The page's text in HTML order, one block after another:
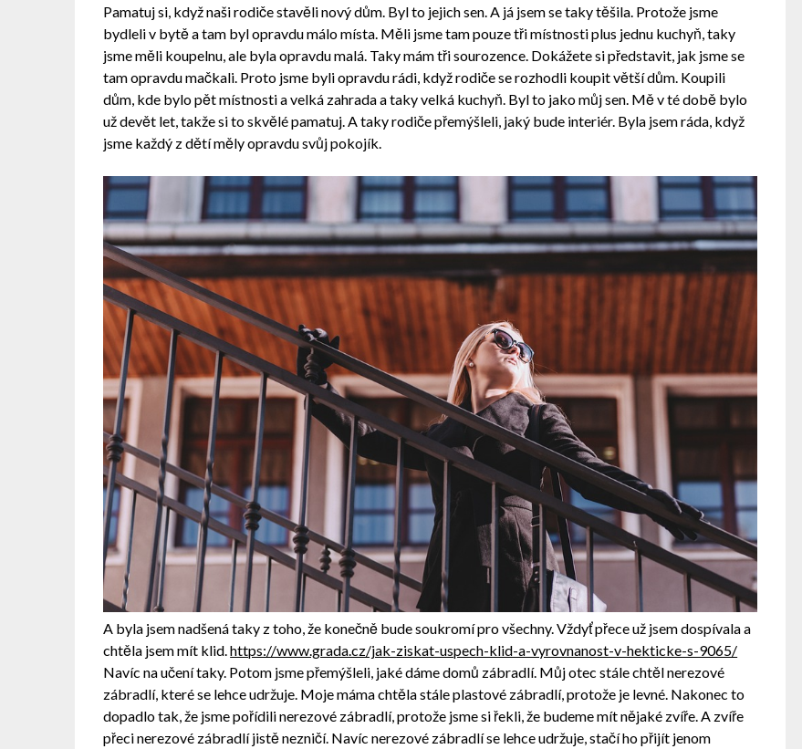
Pamatuj si, když naši rodiče stavěli nový dům. Byl to jejich sen. A já jsem se taky těšila. Protože jsme
bydleli v bytě a tam byl opravdu málo místa. Měli jsme tam pouze tři místnosti plus jednu kuchyň, taky
jsme měli koupelnu, ale byla opravdu malá. Taky mám tři sourozence. Dokážete si představit, jak jsme se
tam opravdu mačkali. Proto jsme byli opravdu rádi, když rodiče se rozhodli koupit větší dům. Koupili
dům, kde bylo pět místnosti a velká zahrada a taky velká kuchyň. Byl to jako můj sen. Mě v té době bylo
už devět let, takže si to skvělé pamatuj. A taky rodiče přemýšleli, jaký bude interiér. Byla jsem ráda, když
jsme každý z dětí měly opravdu svůj pokojík.
A byla jsem nadšená taky z toho, že konečně bude soukromí pro všechny. Vždyť přece už jsem dospívala a
chtěla jsem mít klid.https://www.grada.cz/jak-ziskat-uspech-klid-a-vyrovnanost-v-hekticke-s-9065/
Navíc na učení taky. Potom jsme přemýšleli, jaké dáme domů zábradlí. Můj otec stále chtěl nerezové
zábradlí, které se lehce udržuje. Moje máma chtěla stále plastové zábradlí, protože je levné. Nakonec to
dopadlo tak, že jsme pořídili nerezové zábradlí, protože jsme si řekli, že budeme mít nějaké zvíře. A zvíře
přeci nerezové zábradlí jistě nezničí. Navíc nerezové zábradlí se lehce udržuje, stačí ho přijít jenom